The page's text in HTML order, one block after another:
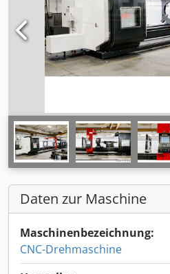
Daten zur Maschine
Maschinenbezeichnung:
CNC-Drehmaschine